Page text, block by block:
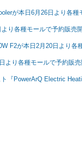
が本日6月26日より各
り各種モールで予約販売
F2が本日2月20日より各
より各種モールで予約販
『PowerArQ Electric